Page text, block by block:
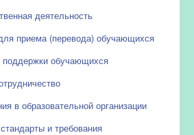
деятельность
приема (перевода) обучающихся
обучающихся
в образовательной организации
и требования